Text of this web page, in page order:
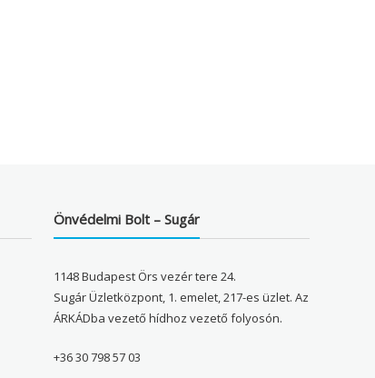
Önvédelmi Bolt – Sugár
1148 Budapest Örs vezér tere 24.
Sugár Üzletközpont, 1. emelet, 217-es üzlet. Az
ÁRKÁDba vezető hídhoz vezető folyosón.
+36 30 798 57 03